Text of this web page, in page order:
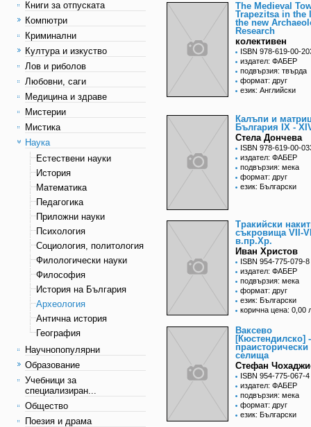
Книги за отпуската
Компютри
Криминални
Култура и изкуство
Лов и риболов
Любовни, саги
Медицина и здраве
Мистерии
Мистика
Наука
Естествени науки
История
Математика
Педагогика
Приложни науки
Психология
Социология, политология
Филологически науки
Философия
История на България
Археология
Антична история
География
Научнопопулярни
Образование
Учебници за
специализиран...
Общество
Поезия и драма
The Medieval
Trapezitsa in the
the new
Research
колективен
ISBN 978-619-00-
издател: ФАБЕР
подвързия: твърда
формат: друг
език: Английски
Калъпи и
България ІХ -
Стела Дончева
ISBN 978-619-00-
издател: ФАБЕР
подвързия: мека
формат: друг
език: Български
Тракийски
съкровища VII-
в.пр.Хр.
Иван Христов
ISBN 954-775-079-8
издател: ФАБЕР
подвързия: мека
формат: друг
език: Български
корична цена: 0,00
Ваксево
[Кюстендилско] -
праисторически
селища
Стефан
ISBN 954-775-067-4
издател: ФАБЕР
подвързия: мека
формат: друг
език: Български